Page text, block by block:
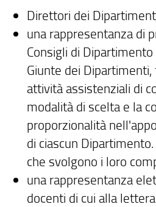
Direttori dei
una rappresentanza di
Consigli di
Giunte dei
attività assistenziali di
modalità di scelta e la
proporzionalità
di ciascun
che svolgono i loro
una rappresentanza
docenti di cui alla